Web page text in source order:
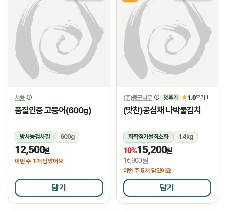
서풍
품질인증 고등어(600g)
방사능검사필
600g
냉동
12,500원
이번 주 1개 담았어요
담기
(주)둥구나무 첫 후기 ★1.0후기 1
(맛찬)공심채 나박물김치
화학첨가물최소화
1.4kg
냉장
10%15,200원
16,900원
이번 주 5개 담았어요
담기